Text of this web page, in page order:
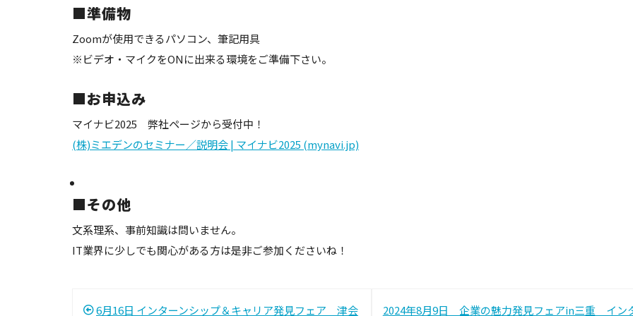
■準備物
Zoomが使用できるパソコン、筆記用具
※ビデオ・マイクをONに出来る環境をご準備下さい。
■お申込み
マイナビ2025 弊社ページから受付中！
(株)ミエデンのセミナー／説明会 | マイナビ2025 (mynavi.jp)
■その他
文系理系、事前知識は問いません。
IT業界に少しでも関心がある方は是非ご参加くださいね！
投
6月16日 インターンシップ＆キャリア発見フェア 津会 2024年8月9日 企業の魅力発見フェアin三重 イン